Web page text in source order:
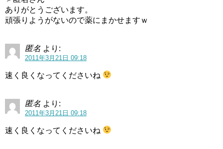
ありがとうございます。
頑張りようがないので薬にまかせますｗ
匿名 より:
2011年3月21日 09:18
速く良くなってくださいね
匿名 より:
2011年3月21日 09:18
速く良くなってくださいね